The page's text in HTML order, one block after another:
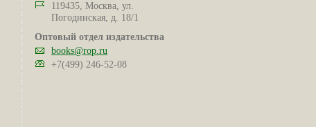
119435, Москва, ул.
Погодинская, д. 18/1
Оптовый отдел издательства
books@rop.ru
+7(499) 246-52-08